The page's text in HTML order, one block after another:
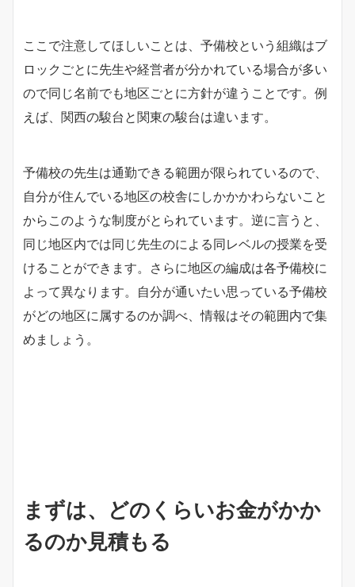
ここで注意してほしいことは、予備校という組織はブ
ロックごとに先生や経営者が分かれている場合が多い
ので同じ名前でも地区ごとに方針が違うことです。例
えば、関西の駿台と関東の駿台は違います。
予備校の先生は通勤できる範囲が限られているので、
自分が住んでいる地区の校舎にしかかかわらないこと
からこのような制度がとられています。逆に言うと、
同じ地区内では同じ先生のによる同レベルの授業を受
けることができます。さらに地区の編成は各予備校に
よって異なります。自分が通いたい思っている予備校
がどの地区に属するのか調べ、情報はその範囲内で集
めましょう。
まずは、どのくらいお金がかか
るのか見積もる